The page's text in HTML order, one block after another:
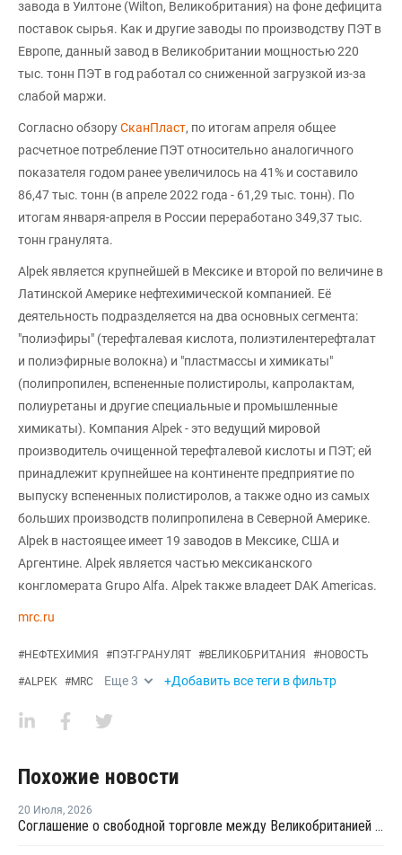
завода в Уилтоне (Wilton, Великобритания) на фоне дефицита
поставок сырья. Как и другие заводы по производству ПЭТ в
Европе, данный завод в Великобритании мощностью 220
тыс. тонн ПЭТ в год работал со сниженной загрузкой из-за
слабой маржи.
Согласно обзоруСканПласт, по итогам апреля общее
расчетное потребление ПЭТ относительно аналогичного
показателя годом ранее увеличилось на 41% и составило
86,47 тыс. тонн (в апреле 2022 года - 61,29 тыс. тонн). По
итогам января-апреля в России переработано 349,37 тыс.
тонн гранулята.
Alpek является крупнейшей в Мексике и второй по величине в
Латинской Америке нефтехимической компанией. Её
деятельность подразделяется на два основных сегмента:
"полиэфиры" (терефталевая кислота, полиэтилентерефталат
и полиэфирные волокна) и "пластмассы и химикаты"
(полипропилен, вспененные полистиролы, капролактам,
полиуретаны и другие специальные и промышленные
химикаты). Компания Alpek - это ведущий мировой
производитель очищенной терефталевой кислоты и ПЭТ; ей
принадлежит крупнейшее на континенте предприятие по
выпуску вспененных полистиролов, а также одно из самых
больших производств полипропилена в Северной Америке.
Alpek в настоящее имеет 19 заводов в Мексике, США и
Аргентине. Alpek является частью мексиканского
конгломерата Grupo Alfa. Alpek также владеет DAK Americas.
mrc.ru
#НЕФТЕХИМИЯ #ПЭТ-ГРАНУЛЯТ #ВЕЛИКОБРИТАНИЯ #НОВОСТЬ
#ALPEK #MRC Еще3 +Добавить все теги в фильтр
Похожие новости
20 Июля, 2026
Соглашение о свободной торговле между Великобританией и Индией вступило в силу